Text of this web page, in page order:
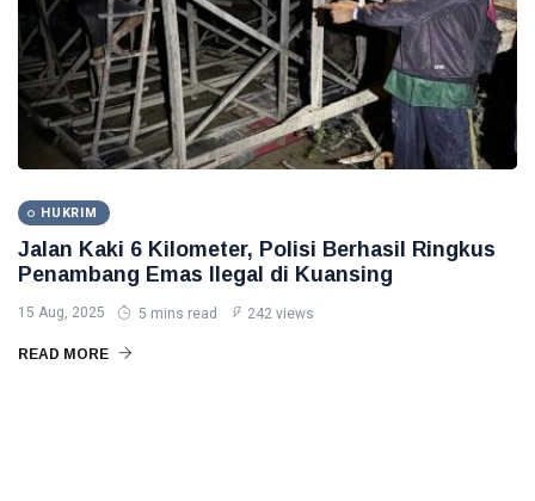
HUKRIM
Jalan Kaki 6 Kilometer, Polisi Berhasil Ringkus
Penambang Emas Ilegal di Kuansing
15 Aug, 2025 5 mins read 242 views
READ MORE